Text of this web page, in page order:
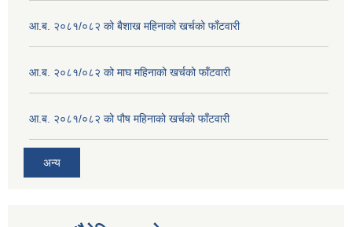
आ.ब. २०८१/०८२ को बैशाख महिनाको खर्चको फाँटवारी
आ.ब. २०८१/०८२ को माघ महिनाको खर्चको फाँटवारी
आ.ब. २०८१/०८२ को पौष महिनाको खर्चको फाँटवारी
अन्य